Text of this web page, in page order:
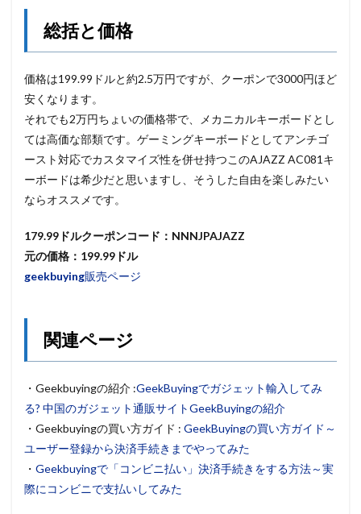
総括と価格
価格は199.99ドルと約2.5万円ですが、クーポンで3000円ほど
安くなります。
それでも2万円ちょいの価格帯で、メカニカルキーボードとし
ては高価な部類です。ゲーミングキーボードとしてアンチゴ
ースト対応でカスタマイズ性を併せ持つこのAJAZZ AC081キ
ーボードは希少だと思いますし、そうした自由を楽しみたい
ならオススメです。
179.99ドルクーポンコード：NNNJPAJAZZ
元の価格：199.99ドル
geekbuying販売ページ
関連ページ
・Geekbuyingの紹介 :GeekBuyingでガジェット輸入してみ
る? 中国のガジェット通販サイトGeekBuyingの紹介
・Geekbuyingの買い方ガイド : GeekBuyingの買い方ガイド～
ユーザー登録から決済手続きまでやってみた
・ Geekbuyingで「コンビニ払い」決済手続きをする方法～実
際にコンビニで支払いしてみた